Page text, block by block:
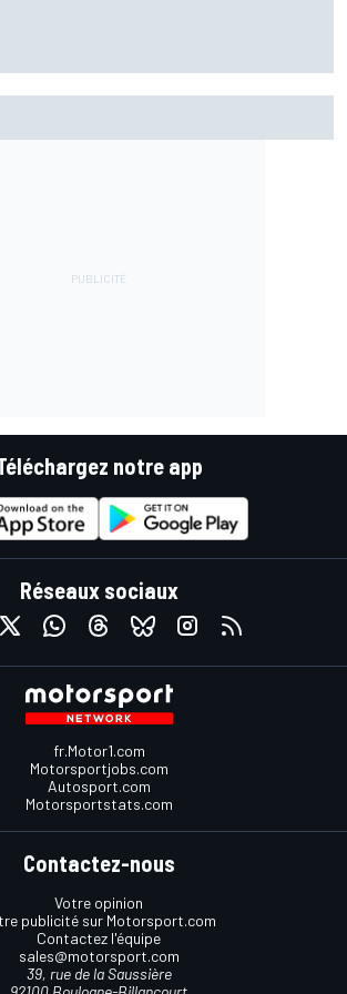
notre app
Réseaux sociaux
fr.Motor1.com
Motorsportjobs.com
Autosport.com
Motorsportstats.com
Contactez-nous
Votre opinion
publicité sur Motorsport.com
Contactez l'équipe
sales@motorsport.com
39, rue de la Saussière